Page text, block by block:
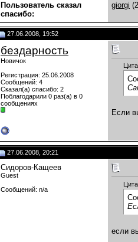
Пользователь сказал
cпасибо:
giorgi
27.06.2008, 19:52
бездарность
Новичок
Регистрация: 25.06.2008
Сообщений: 4
Сказал(а) спасибо: 2
Поблагодарили 0 раз(а) в 0
сообщениях
Если
27.06.2008, 20:21
Сидоров-Кащеев
Guest
Сообщений: n/a
если